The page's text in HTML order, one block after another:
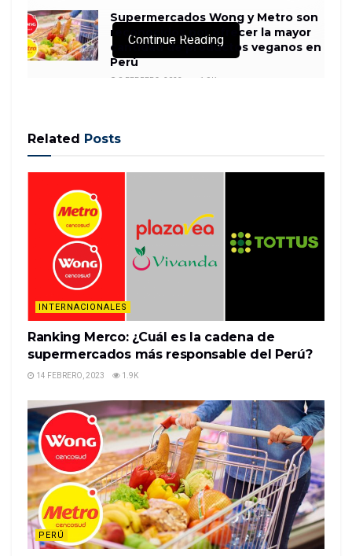
Supermercados Wong y Metro son
reconocidos por ofrecer la mayor
cantidad de productos veganos en
Perú
8 FEBRERO, 2023 1.9K
actual stores aren’t slated to open until March of
2020.
The first phase of the complex — the Nickelodeon
Universe theme park and an ice-skating rink —
opened on …
READ MORE
Continue Reading
Related Posts
INTERNACIONALES
Ranking Merco: ¿Cuál es la cadena de
supermercados más responsable del Perú?
14 FEBRERO, 2023 1.9K
PERÚ